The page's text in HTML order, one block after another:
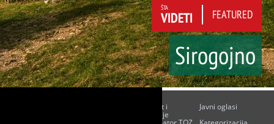
ŠTA
VIDETI FEATURED
Sirogojno
Budžet i
finansije
Javni oglasi